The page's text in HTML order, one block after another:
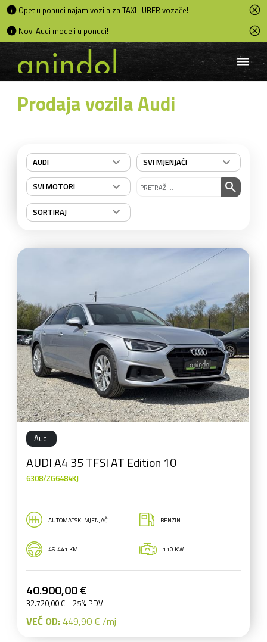
Opet u ponudi najam vozila za TAXI i UBER vozače!
Novi Audi modeli u ponudi!
Prodaja vozila Audi
AUDI SVI MJENJAČI
SVI MOTORI search
SORTIRAJ
Audi
AUDI A4 35 TFSI AT Edition 10
6308/ZG6484KJ
AUTOMATSKI MJENJAČ BENZIN
46.441 KM 110 KW
40.900,00 €
32.720,00 € + 25% PDV
VEĆ OD: 449,90 € /mj